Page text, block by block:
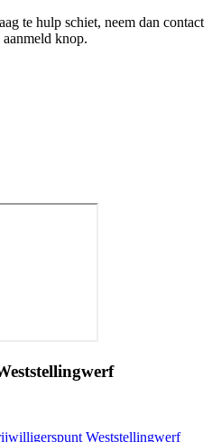
te hulp schiet, neem dan contact
knop.
Weststellingwerf